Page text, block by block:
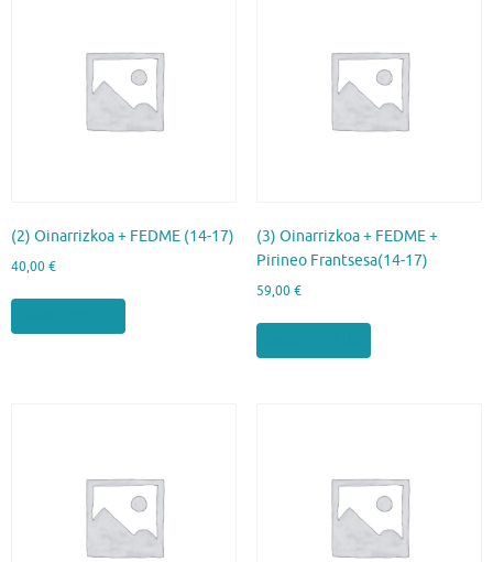
(2) Oinarrizkoa + FEDME (14-17)
40,00 €
(3) Oinarrizkoa + FEDME +
Pirineo Frantsesa(14-17)
59,00 €